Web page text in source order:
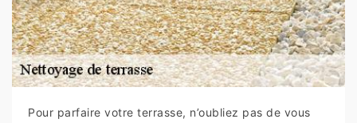
Pour parfaire votre terrasse, n’oubliez pas de vous